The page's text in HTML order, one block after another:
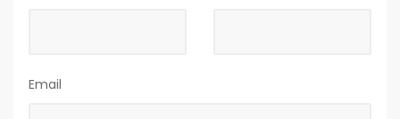
Email